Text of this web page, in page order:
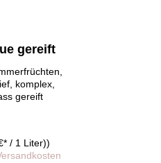
gereift
komplex,
gereift
/ 1 Liter))